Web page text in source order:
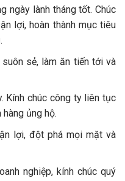
ngày lành tháng tốt. Chúc
lợi, hoàn thành mục tiêu
sẻ, làm ăn tiến tới và
Kính chúc công ty liên tục
ủng hộ.
lợi, đột phá mọi mặt và
nghiệp, kính chúc quý